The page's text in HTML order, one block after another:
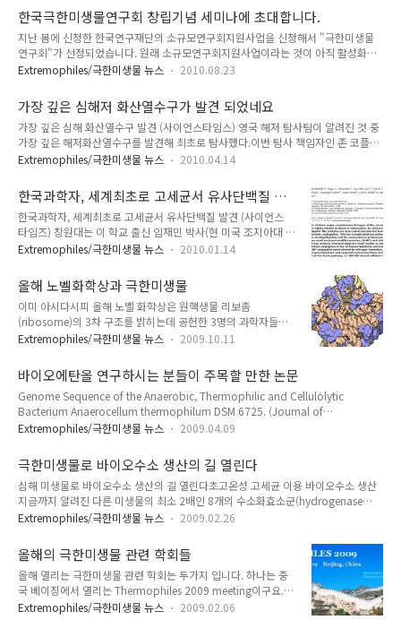
좋은 서비스가 많지만 그 중의 하나가 관심있는 뉴스들을 1주일에 한 번씩 이메일로
보내준다는 것이지요. 매주 월요일마다 오는데 이번주에 온 뉴스에는 해양연 연구진
의 논문에 대한 뉴스가 여러편 보이는군요. 이번 논문이 국내에서는 별로 주목을 받
고 있지 못한 것 같은데 외국의 뉴스들을 읽어보면 어떤 의미가 있는지 좀 더 자세히
알게 되실 것이라고 생각합니다. (열차 안이라서 자세한 내용..
한국극한미생물연구회 창립기념 세미나에 초대합니다.
지난 봄에 신청한 한국연구재단의 소규모연구회지원사업을 신청해서 "극한미생물
연구회"가 선정되었습니다. 원래 소규모연구회지원사업이라는 것이 아직 활성화되
지 않은 분야의 소수 연구자들의 모임을 지원하는 사업인데 어쩌면 극한미생물 연구
하시는 분들이 저까지 포함해서 10명인데 아직 우리나라에서 관련 연구자들이 그렇
게 많지는 않지만 국내에 산재해 계신 연구자들간의 인적교류와 연구협력을 위한 첫
발걸음을 이번 주 목요일에 떼게 됩니다. 혹시라도 이 블로그를 탐독하시는 분들 중
에 관련분야에 계시거나 참석하시고 싶은 분들이 계시면 맛난 저녁식사는 대접할 수
있습니다. 한국극한미생물연구회 창립기념 세미나 일시: 2010년 8월 26일(목) 오
Extremophiles/극한미생물 뉴스 2010.08.23
가장 깊은 심해저 화산열수구가 발견 되었네요
가장 깊은 심해 화산열수구 발견 (사이언스타임스) 영국 해저 탐사팀이 알려진 것 중
가장 깊은 해저화산열수구를 발견해 최초로 탐사했다.이번 탐사 책임자인 존 코플리
는 지난 6일 카리브해 케이먼 트로프 지역의 수심 5천미터 이하 해저 협곡에서 해저
심해 화산열수구이다. (중략) 이 화산열수구 해저에서는 해수가 지층 아래 뜨거운 곳
까지 스며들어가 가열된 후 다시 찬 심해 해저로 방출돼 해수 온도가 섭씨 4백도에
달한다. (중략) 이곳은 그러나 수압이 기압의 500배에 달해 고온에도 불구하고 물이
끓지 않는 등 특이한 환경을 이루고 있다. (중략) 이곳에서는 눈먼 새우와 거대한 흰
게, 붉은 띠를 두른 큰 튜브웜 등 이색적인 생물체..
Extremophiles/극한미생물 뉴스 2010.04.14
한국과학자, 세계최초로 고세균서 유사단백질 발
견
한국과학자, 세계최초로 고세균서 유사단백질 발견 (사이언스
타임즈) 창원대는 이 학교 출신 임재민 박사(현 미국 조지아대 연
구원)가 세계최초로 고세균(古細菌,Archaea)에서 유사 단백질
따르면 임 박사는 진화 초기단계의 미생물인 고세균에서 단백질
분해와 기능을 조절하는 유사 단백질을 발견했으며, 이와 관련한
임 박사의 논문은 영국 과학전문지 네이처(Nature) 1월호에 주
요 논문으로 게재됐다. 지난 주 네이처 Alert를 자세히 보지 않았
는데 거기에 위와 관련된 논문이 실렸더군요. 아래의 논문입니
자인 임재민 박사님은 제가 미국에 있을 때 저랑 같은 연구소에
..
Extremophiles/극한미생물 뉴스 2010.01.14
올해 노벨화학상과 극한미생물
이미 아시다시피 올해 노벨 화학상은 원핵생물 리보좀
(ribosome)의 3차 구조를 밝히는데 공헌한 3명의 과학자들에
게 돌아갔습니다. 인도출신 미국인인 영국 MRC 랩의 벤카트라
예일대의 토머스 슈타이츠 (Thomas A. Steitz) 교수, 이스라엘
와이즈만 연구소의 아다 요나스 (Ada E. Yonath) 박사가 그들
입니다. 가끔보면 왜 생물학 연구를 한 사람들이 화학상을 받느
냐는 이야기를 하시는 분들이 계신데 이들의 연구는 X-ray
crystallography 방법을 이용한 것으로 화학과 물리의 융합분
구한 것이 아니었기에 물리학이라기 보다는 화학..
Extremophiles/극한미생물 뉴스 2009.10.11
바이오에탄올 연구하시는 분들이 주목할 만한 논문
Genome Sequence of the Anaerobic, Thermophilic and Cellulolytic
Bacterium Anaerocellum thermophilum DSM 6725. (Journal of
Bacteriology, 2009) Anaerocellum thermophilum DSM 6725 is a strictly
of polysaccharides, including crystalline cellulose and untreated plant
biomass, and has potential utility in biomass conversion. H..
Extremophiles/극한미생물 뉴스 2009.04.09
극한미생물로 바이오수소 생산의 길 열린다
심해 미생물로 바이오수소 생산의 길 열린다초고온성 고세균 이용 바이오수소 생산
지금까지 알려진 다른 미생물의 최소 2배인 8개의 수소화효소군(hydrogenase
cluster)을 보유, 단위당 수소추출량이 훨씬 클 뿐만이 아니라 일산화탄소, 전분, 개미
술로 개발됐다. 한국해양연구원(원장 강정극) 해양·극한생물분자유전체연구단(단장
김상진)의 이정현, 강성균 박사팀이 지난 2004년부터 국토해양부 R&D사업으로 추
진 중인 해양생명공학기술개발사업의 일환으로 개발에 성공한 이 기술은 국내 최초
로 남태평양의 심해 열수구에서 분리해 낸 초고온성 고세균 NA1(써모코커스 온누리
누스 Thermococcus onnurineus NA1)의..
Extremophiles/극한미생물 뉴스 2009.02.26
올해의 극한미생물 관련 학회들
올해 열리는 극한미생물 관련 학회는 두가지 입니다. 하나는 중
국 베이징에서 열리는 Thermophiles 2009 meeting이구요.
다른 하나는 Gordon Research Conference (GRC)의
Extremophiles/극한미생물 뉴스 2009.02.06